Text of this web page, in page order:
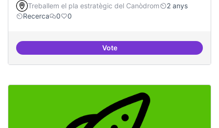
Treballem el pla estratègic del Canòdrom
2 anys
Recerca
0 0
VoteErasmus Canòdrom